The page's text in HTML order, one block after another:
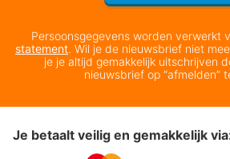
Persoonsgegevens worden verwerkt
statement. Wil je de nieuwsbrief niet
je je altijd gemakkelijk uitschrijven
nieuwsbrief op “afmelden”
Je betaalt veilig en gemakkelijk